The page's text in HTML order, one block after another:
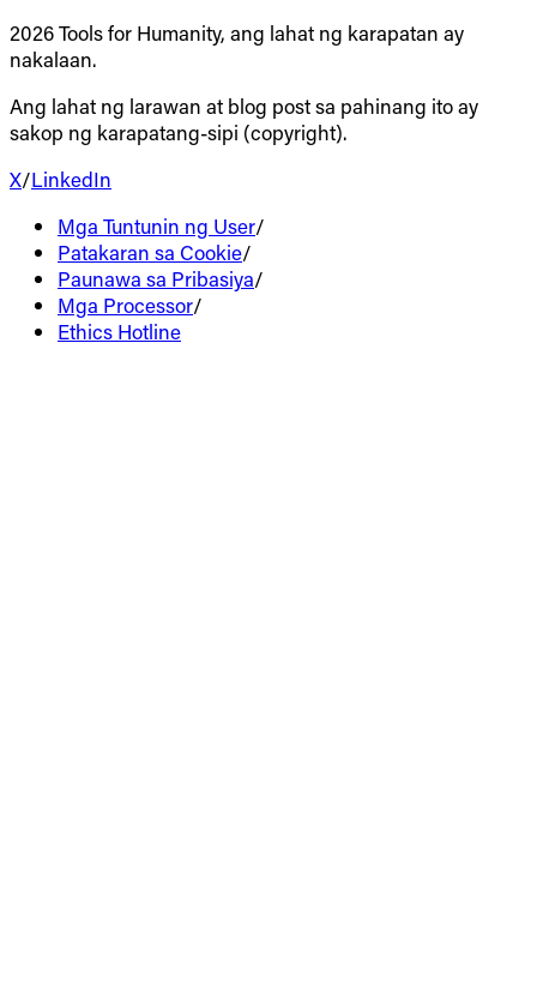
2026 Tools for Humanity, ang lahat ng karapatan ay
nakalaan.
Ang lahat ng larawan at blog post sa pahinang ito ay
sakop ng karapatang-sipi (copyright).
X/LinkedIn
Mga Tuntunin ng User/
Patakaran sa Cookie/
Paunawa sa Pribasiya/
Mga Processor/
Ethics Hotline